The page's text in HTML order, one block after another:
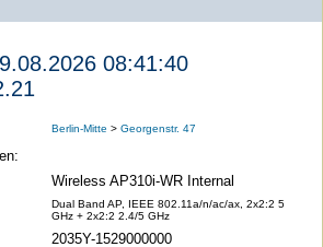
menu
08:41:40
Berlin-Mitte >Georgenstr. 47
Wireless AP310i-WR Internal
Dual Band AP, IEEE 802.11a/n/ac/ax, 2x2:2 5
GHz + 2x2:2 2.4/5 GHz
2035Y-1529000000